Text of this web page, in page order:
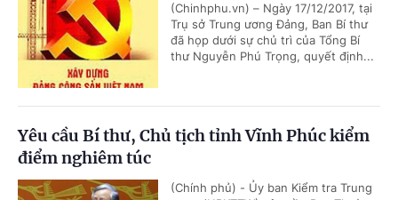
(Chinhphu.vn) – Ngày 17/12/2017, tại
Trụ sở Trung ương Đảng, Ban Bí thư
đã họp dưới sự chủ trì của Tổng Bí
thư Nguyễn Phú Trọng, quyết định...
Yêu cầu Bí thư, Chủ tịch tỉnh Vĩnh Phúc kiểm
điểm nghiêm túc
(Chính phủ) - Ủy ban Kiểm tra Trung